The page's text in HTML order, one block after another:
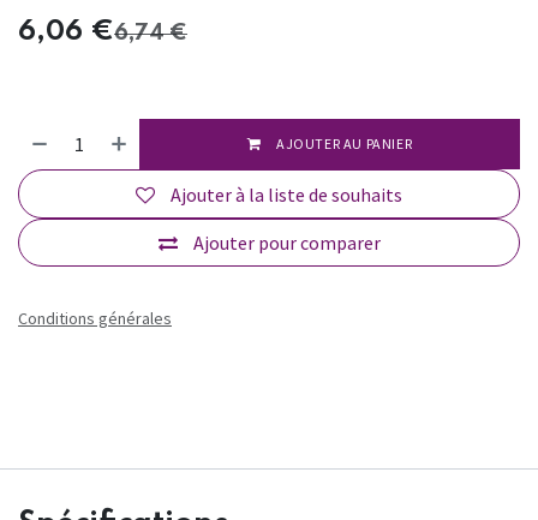
6,06 €6,74€
AJOUTER AU PANIER
Ajouter pour comparer
Ajouter à la liste de souhaits
Conditions générales